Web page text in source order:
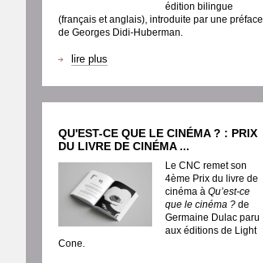
édition bilingue
(français et anglais), introduite par une préface
de Georges Didi-Huberman.
lire plus
QU'EST-CE QUE LE CINÉMA ? : PRIX
DU LIVRE DE CINÉMA ...
Le CNC remet son
4ème Prix du livre de
cinéma à Qu’est-ce
que le cinéma ? de
Germaine Dulac paru
aux éditions de Light
Cone.